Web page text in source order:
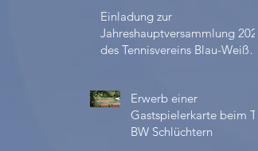
Einladung zur
Jahreshauptversammlung 2023
des Tennisvereins Blau-Weiß
Erwerb einer
Gastspielerkarte beim TV
BW Schlüchtern